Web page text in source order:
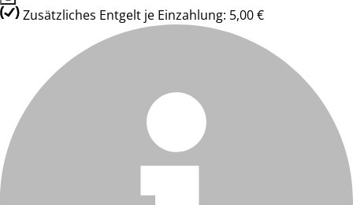
Zusätzliches Entgelt je Einzahlung: 5,00 €